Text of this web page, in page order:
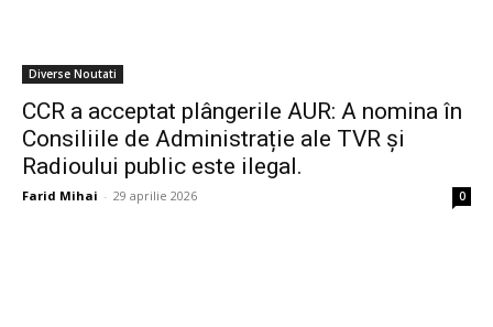
Diverse Noutati
CCR a acceptat plângerile AUR: A nomina în
Consiliile de Administrație ale TVR și
Radioului public este ilegal.
Farid Mihai - 29 aprilie 2026 0